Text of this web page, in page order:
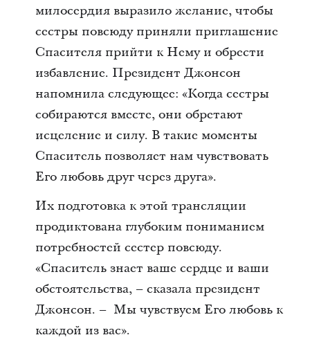
милосердия выразило желание, чтобы
сестры повсюду приняли приглашение
Спасителя прийти к Нему и обрести
избавление. Президент Джонсон
напомнила следующее: «Когда сестры
собираются вместе, они обретают
исцеление и силу. В такие моменты
Спаситель позволяет нам чувствовать
Его любовь друг через друга».
Их подготовка к этой трансляции
продиктована глубоким пониманием
потребностей сестер повсюду.
«Спаситель знает ваше сердце и ваши
обстоятельства, – сказала президент
Джонсон. – Мы чувствуем Его любовь к
каждой из вас».